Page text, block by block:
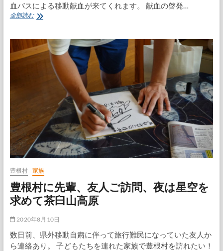
血バスによる移動献血が来てくれます。 献血の啓発…
全部読む宿
り
に
超
残
業
豊根村 家族
豊根村に先輩、友人ご訪問、夜は星空を
求めて茶臼山高原
2020年8月10日
数日前、県外移動自粛に伴って旅行難民になっていた友人か
ら連絡あり。 子どもたちを連れた家族で豊根村を訪れたい！